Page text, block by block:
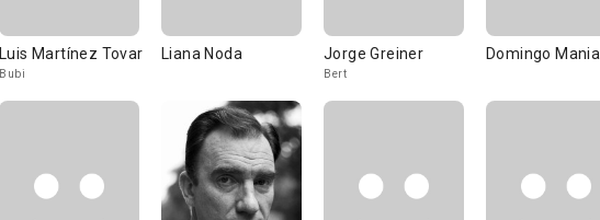
Luis Martínez Tovar
Bubi
Liana Noda Jorge Greiner
Bert
Domingo Mania